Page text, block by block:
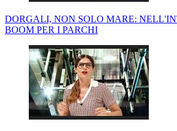
DORGALI, NON SOLO MARE:
BOOM PER I PARCHI